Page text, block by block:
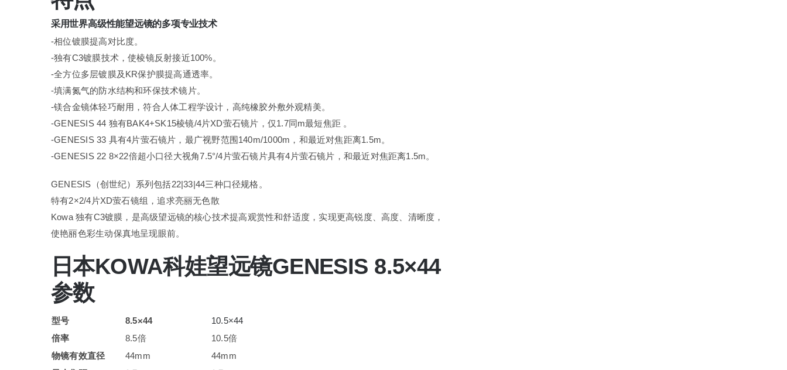
采用世界高级性能望远镜的多项专业技术
-相位镀膜提高对比度。
-独有C3镀膜技术，使棱镜反射接近100%。
-全方位多层镀膜及KR保护膜提高通透率。
-填满氮气的防水结构和环保技术镜片。
-镁合金镜体轻巧耐用，符合人体工程学设计，高纯橡胶外敷外观精美。
-GENESIS 44 独有BAK4+SK15棱镜/4片XD萤石镜片，仅1.7同m最短焦距 。
-GENESIS 33 具有4片萤石镜片，最广视野范围140m/1000m，和最近对焦距离1.5m。
-GENESIS 22 8×22倍超小口径大视角7.5°/4片萤石镜片具有4片萤石镜片，和最近对焦距离1.5m。
GENESIS（创世纪）系列包括22|33|44三种口径规格。
特有2×2/4片XD萤石镜组，追求亮丽无色散
Kowa 独有C3镀膜，是高级望远镜的核心技术提高观赏性和舒适度，实现更高锐度、高度、清晰度，
使艳丽色彩生动保真地呈现眼前。
日本KOWA科娃望远镜GENESIS 8.5×44
参数
型号 8.5×44
10.5×44
倍率
8.5倍
10.5倍
物镜有效直径
44mm
44mm